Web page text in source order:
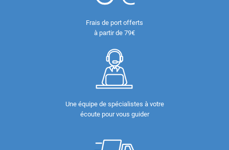
Frais de port offerts
à partir de 79€
Une équipe de spécialistes à votre
écoute pour vous guider